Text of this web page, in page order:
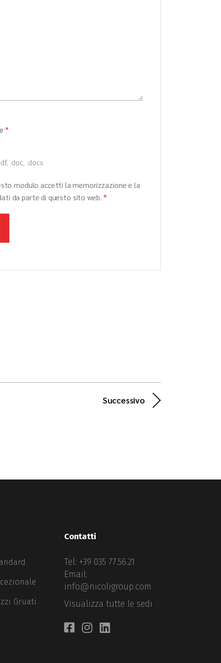
*
.doc, .docx
modulo accetti la memorizzazione e la
da parte di questo sito web. *
Successivo
Gruati
Contatti
Tel: +39 035 77.56.21
Email:
info@nicoligroup.com
Visualizza tutte le sedi